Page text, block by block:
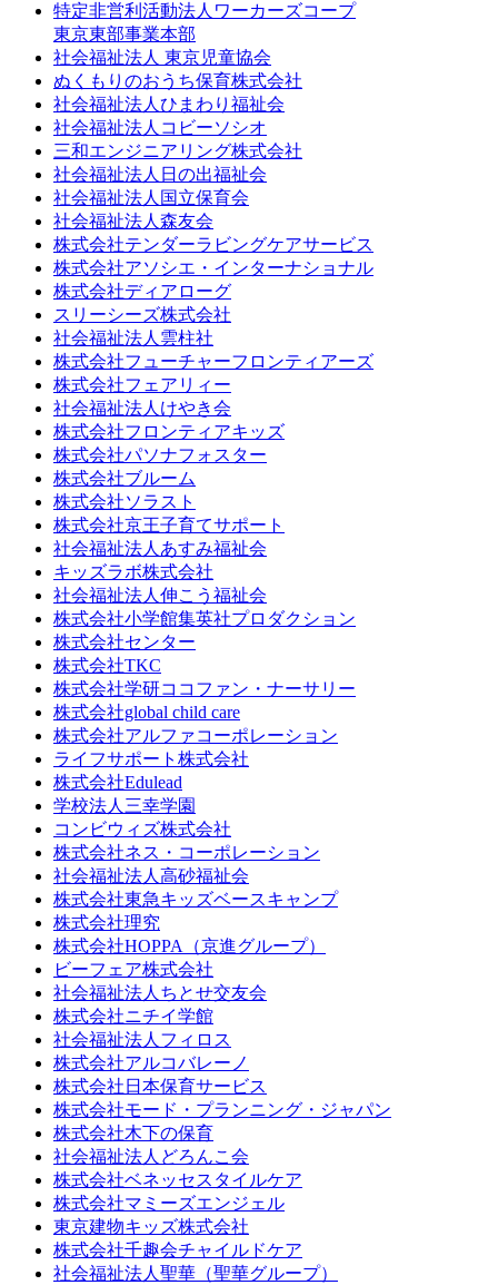
特定非営利活動法人ワーカーズコープ
東京東部事業本部
社会福祉法人 東京児童協会
ぬくもりのおうち保育株式会社
社会福祉法人ひまわり福祉会
社会福祉法人コビーソシオ
三和エンジニアリング株式会社
社会福祉法人日の出福祉会
社会福祉法人国立保育会
社会福祉法人森友会
株式会社テンダーラビングケアサービス
株式会社アソシエ・インターナショナル
株式会社ディアローグ
スリーシーズ株式会社
社会福祉法人雲柱社
株式会社フューチャーフロンティアーズ
株式会社フェアリィー
社会福祉法人けやき会
株式会社フロンティアキッズ
株式会社パソナフォスター
株式会社ブルーム
株式会社ソラスト
株式会社京王子育てサポート
社会福祉法人あすみ福祉会
キッズラボ株式会社
社会福祉法人伸こう福祉会
株式会社小学館集英社プロダクション
株式会社センター
株式会社TKC
株式会社学研ココファン・ナーサリー
株式会社global child care
株式会社アルファコーポレーション
ライフサポート株式会社
株式会社Edulead
学校法人三幸学園
コンビウィズ株式会社
株式会社ネス・コーポレーション
社会福祉法人高砂福祉会
株式会社東急キッズベースキャンプ
株式会社理究
株式会社HOPPA（京進グループ）
ビーフェア株式会社
社会福祉法人ちとせ交友会
株式会社ニチイ学館
社会福祉法人フィロス
株式会社アルコバレーノ
株式会社日本保育サービス
株式会社モード・プランニング・ジャパン
株式会社木下の保育
社会福祉法人どろんこ会
株式会社ベネッセスタイルケア
株式会社マミーズエンジェル
東京建物キッズ株式会社
株式会社千趣会チャイルドケア
社会福祉法人聖華（聖華グループ）